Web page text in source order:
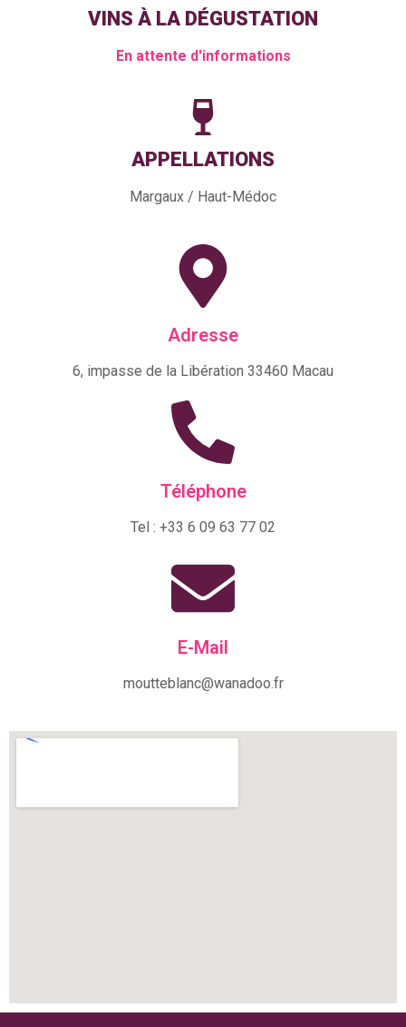
VINS À LA DÉGUSTATION
En attente d'informations
APPELLATIONS
Margaux / Haut-Médoc
Adresse
6, impasse de la Libération 33460 Macau
Téléphone
Tel : +33 6 09 63 77 02
E-Mail
moutteblanc@wanadoo.fr